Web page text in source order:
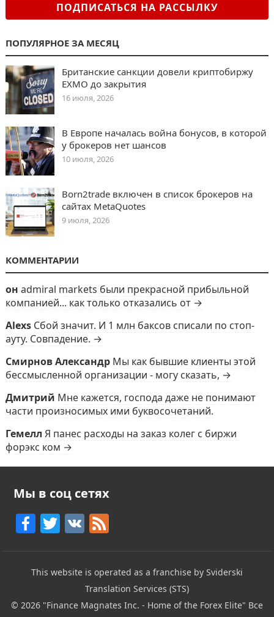
ПОДПИСАТЬСЯ НА РАССЫЛКУ
ПОПУЛЯРНОЕ ЗА МЕСЯЦ
Британские санкции довели криптобиржу
EXMO до закрытия
16 июля, 2026
В Европе началась война бонусов, в которой
у брокеров нет шансов
10 июля, 2026
Born2trade включен в список брокеров на
сайтах MetaQuotes
9 июля, 2026
КОММЕНТАРИИ
он admiral markets были прекрасной прибыльной
компанией... как только отказались от →
Alexs Сбой значит. И 1 млн баксов списали по стоп-
ауту. Совпадение. →
Смирнов Александр Мы как бывшие клиенты этой
бессмысленной организации - могу сказать, →
Дмитрий Мне кажется, господа даже не понимают
части произносимых ими буквосочетаний.
Гемелл Я панес расходы на заказ колег с биржи
форэкс ком →
Мы в соц сетях
F
c
e
b
T
itt
er
V F
e
d
This website is operated as a franchise by Sviderski
Translation Services (STS)
© 2026 "Finance Magnates Inc. - Home of the Forex Elite" Все